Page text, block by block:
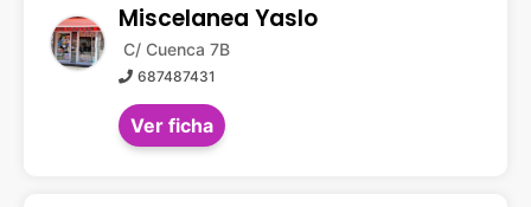
Miscelanea Yaslo
C/ Cuenca 7B
687487431
Ver ficha